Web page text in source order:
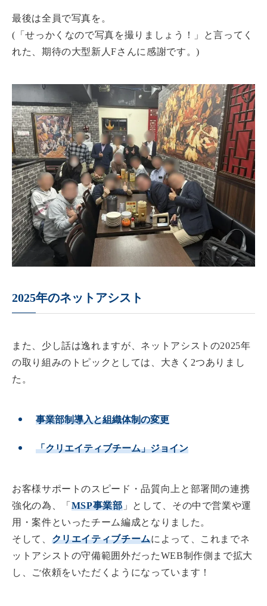
最後は全員で写真を。
(「せっかくなので写真を撮りましょう！」と言ってく
れた、期待の大型新人Fさんに感謝です。)
2025年のネットアシスト
また、少し話は逸れますが、ネットアシストの2025年
の取り組みのトピックとしては、大きく2つありまし
た。
事業部制導入と組織体制の変更
「クリエイティブチーム」ジョイン
お客様サポートのスピード・品質向上と部署間の連携
強化の為、「 MSP事業部」として、その中で営業や運
用・案件といったチーム編成となりました。
そして、 クリエイティブチームによって、これまでネ
ットアシストの守備範囲外だったWEB制作側まで拡大
し、ご依頼をいただくようになっています！